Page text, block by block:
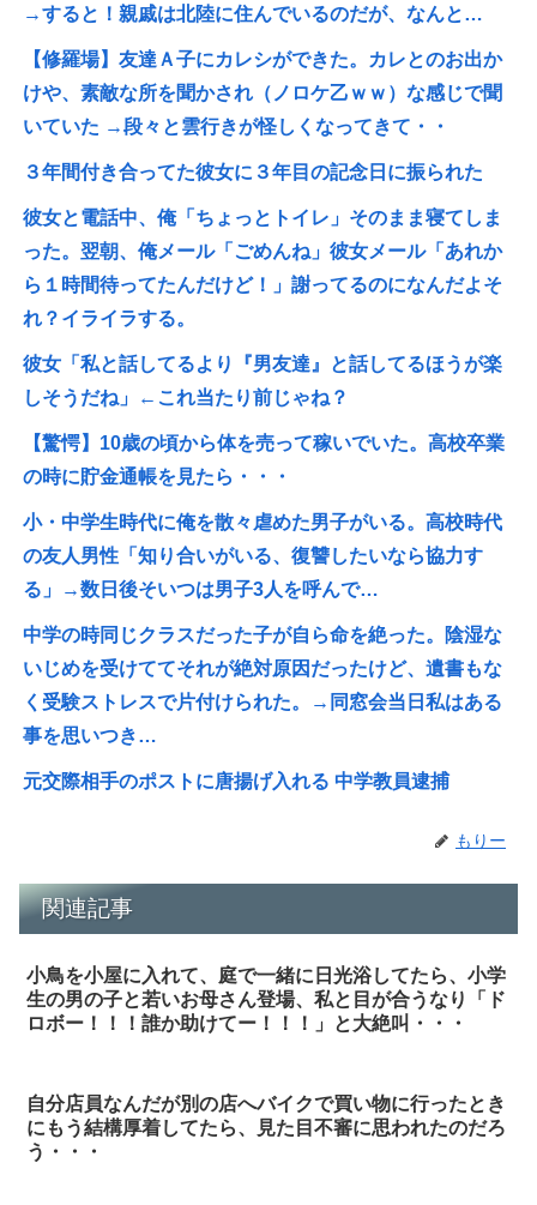
→すると！親戚は北陸に住んでいるのだが、なんと…
【修羅場】友達Ａ子にカレシができた。カレとのお出か
けや、素敵な所を聞かされ（ノロケ乙ｗｗ）な感じで聞
いていた →段々と雲行きが怪しくなってきて・・
３年間付き合ってた彼女に３年目の記念日に振られた
彼女と電話中、俺「ちょっとトイレ」そのまま寝てしま
った。翌朝、俺メール「ごめんね」彼女メール「あれか
ら１時間待ってたんだけど！」謝ってるのになんだよそ
れ？イライラする。
彼女「私と話してるより『男友達』と話してるほうが楽
しそうだね」←これ当たり前じゃね？
【驚愕】10歳の頃から体を売って稼いでいた。高校卒業
の時に貯金通帳を見たら・・・
小・中学生時代に俺を散々虐めた男子がいる。高校時代
の友人男性「知り合いがいる、復讐したいなら協力す
る」→数日後そいつは男子3人を呼んで…
中学の時同じクラスだった子が自ら命を絶った。陰湿な
いじめを受けててそれが絶対原因だったけど、遺書もな
く受験ストレスで片付けられた。→同窓会当日私はある
事を思いつき…
元交際相手のポストに唐揚げ入れる 中学教員逮捕
もりー
関連記事
小鳥を小屋に入れて、庭で一緒に日光浴してたら、小学
生の男の子と若いお母さん登場、私と目が合うなり「ド
ロボー！！！誰か助けてー！！！」と大絶叫・・・
自分店員なんだが別の店へバイクで買い物に行ったとき
にもう結構厚着してたら、見た目不審に思われたのだろ
う・・・